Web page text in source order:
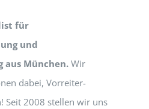
für
und
aus München. Wir
dabei, Vorreiter-
Seit 2008 stellen wir uns